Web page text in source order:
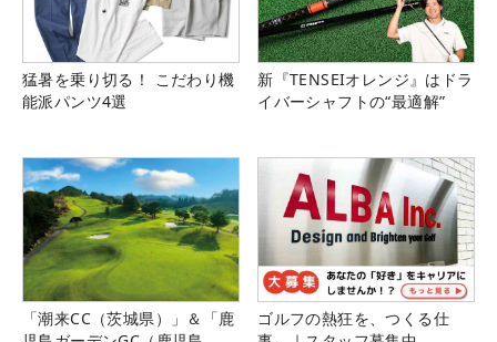
猛暑を乗り切る！ こだわり機
能派パンツ4選
新『TENSEIオレンジ』はドラ
イバーシャフトの“最適解”
「潮来CC（茨城県）」＆「鹿
ゴルフの熱狂を、つくる仕